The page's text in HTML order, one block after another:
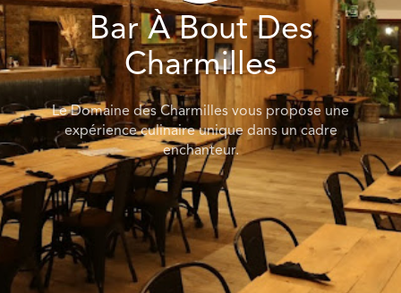
Bar À Bout Des
Charmilles
Le Domaine des Charmilles vous propose une
expérience culinaire unique dans un cadre
enchanteur.